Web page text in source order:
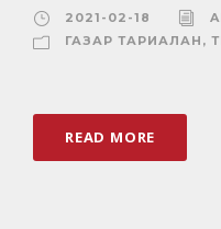
2021-02-18
ГАЗАР ТАРИАЛАН ,
READ MORE